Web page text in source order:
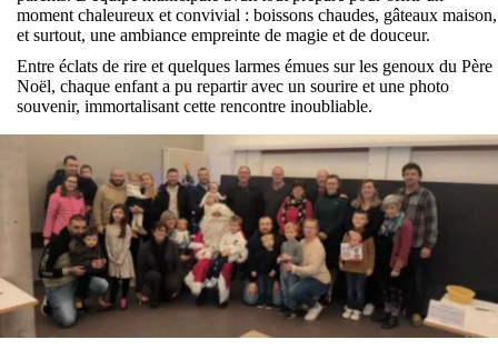
moment chaleureux et convivial : boissons chaudes, gâteaux maison,
et surtout, une ambiance empreinte de magie et de douceur.
Entre éclats de rire et quelques larmes émues sur les genoux du Père
Noël, chaque enfant a pu repartir avec un sourire et une photo
souvenir, immortalisant cette rencontre inoubliable.